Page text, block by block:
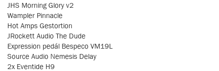
JHS Morning Glory v2
Wampler Pinnacle
Hot Amps Gestortion
JRockett Audio The Dude
Expression pedál Bespeco VM19L
Source Audio Nemesis Delay
2x Eventide H9